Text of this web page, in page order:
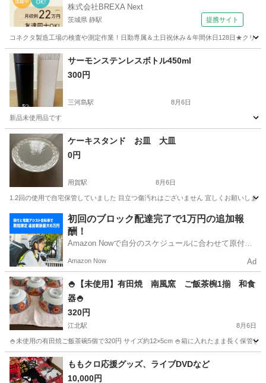
株式会社BREXA Next
茨城県 静駅 提携サイト
コネクタ製造工場の検査や測定作業！日勤専属＆土日祝休み＆年間休日128日★クリ
茨城 常陸大宮市サーモンステンレスボトル450ml
300円
三河島駅 8月6日
新品未使用品です
東京 荒川区 三河島駅 家庭用品
ケーキスタンド お皿 大皿
0円
用賀駅 8月6日
1.2回の使用で自宅保管していました 目立つ傷汚れはございません 宜しくお願いします
用賀駅 食器
初回のブロック配達完了で1万円の追加報
酬！
Amazon Nowで自分のスケジュールに合わせて原付や
う！
Amazon Now Ad
🍚【未使用】有田焼 南風窯 ご飯茶椀1揃 和食
器🍚
320円
江北駅 8月6日
🍚未使用の有田焼ご飯茶碗5個で320円 サイズ約12×5cm 🍚箱に入れたまま長く保管
東京 足立区 江北駅 食器
ももクロ応援グッズ、ライブDVDなど
10,000円